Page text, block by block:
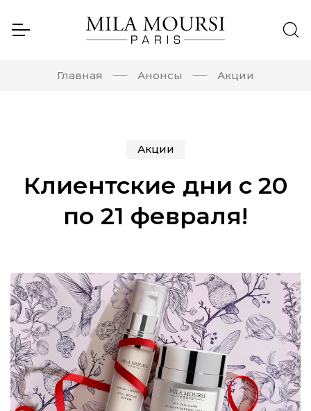
Главная Анонсы Акции
Акции
Клиентские дни с 20
по 21 февраля!